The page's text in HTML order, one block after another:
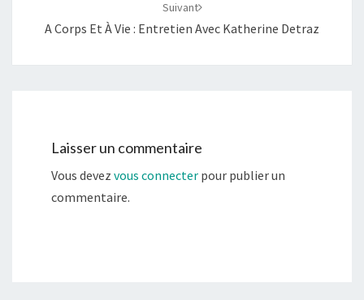
Suivant
A Corps Et À Vie : Entretien Avec Katherine Detraz
Laisser un commentaire
Vous devez vous connecter pour publier un
commentaire.